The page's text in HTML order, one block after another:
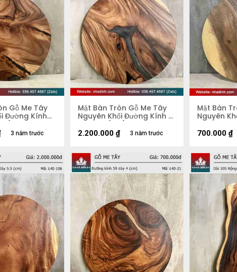
Gỗ Me Tây
Đường Kính
3 năm trước
Mặt Bàn Tròn Gỗ Me Tây
Nguyên Khối Đường Kính 81
Dày 4,3 (cm)
3 năm trước
2.200.000 ₫
Mặt Bàn
Nguyên
54 Dày
700.000 ₫